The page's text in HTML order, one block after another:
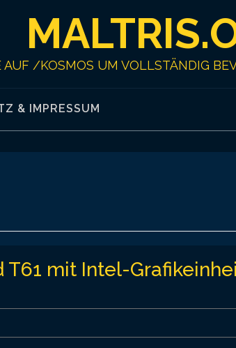
AUF /KOSMOS UM VOLLSTÄNDIG
& IMPRESSUM
T61 mit Intel-